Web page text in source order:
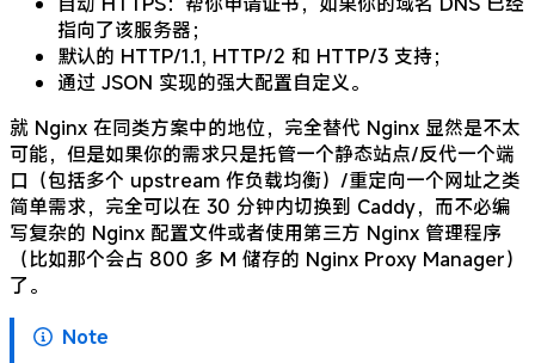
指向了该服务器；
默认的 HTTP/1.1, HTTP/2 和 HTTP/3 支持；
通过 JSON 实现的强大配置自定义。
就 Nginx 在同类方案中的地位，完全替代 Nginx 显然是不太
可能，但是如果你的需求只是托管一个静态站点/反代一个端
口（包括多个 upstream 作负载均衡）/重定向一个网址之类
简单需求，完全可以在 30 分钟内切换到 Caddy，而不必编
写复杂的 Nginx 配置文件或者使用第三方 Nginx 管理程序
（比如那个会占 800 多 M 储存的 Nginx Proxy Manager）
了。
Note